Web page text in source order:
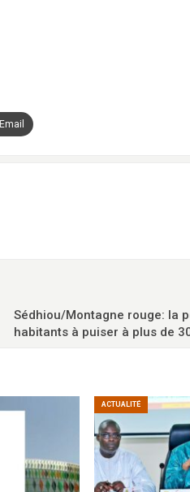
Email
Sédhiou/Montagne rouge: la
habitants à puiser à plus de
ACTUALITÉ